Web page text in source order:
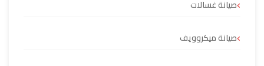
صيانة غسالات
صيانة ميكروويف